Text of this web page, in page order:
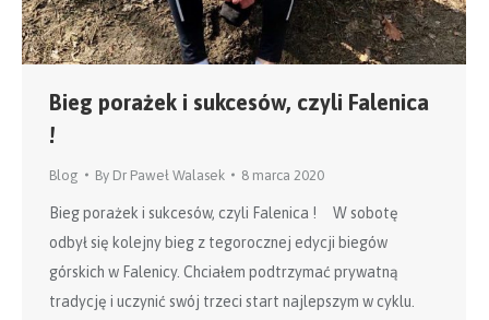
Bieg porażek i sukcesów, czyli Falenica
!
Blog By Dr Paweł Walasek 8 marca 2020
Bieg porażek i sukcesów, czyli Falenica ! W sobotę
odbył się kolejny bieg z tegorocznej edycji biegów
górskich w Falenicy. Chciałem podtrzymać prywatną
tradycję i uczynić swój trzeci start najlepszym w cyklu.